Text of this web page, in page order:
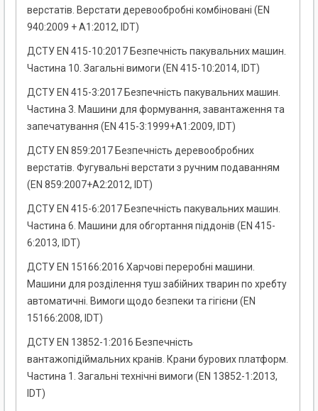
верстатів. Верстати деревообробні комбіновані (EN
940:2009 + A1:2012, IDT)
ДСТУ EN 415-10:2017 Безпечність пакувальних машин.
Частина 10. Загальні вимоги (EN 415-10:2014, IDT)
ДСТУ EN 415-3:2017 Безпечність пакувальних машин.
Частина 3. Машини для формування, завантаження та
запечатування (EN 415-3:1999+А1:2009, IDT)
ДСТУ EN 859:2017 Безпечність деревообробних
верстатів. Фугувальні верстати з ручним подаванням
(EN 859:2007+А2:2012, IDT)
ДСТУ EN 415-6:2017 Безпечність пакувальних машин.
Частина 6. Машини для обгортання піддонів (EN 415-
6:2013, IDT)
ДСТУ EN 15166:2016 Харчові переробні машини.
Машини для розділення туш забійних тварин по хребту
автоматичні. Вимоги щодо безпеки та гігієни (EN
15166:2008, IDT)
ДСТУ EN 13852-1:2016 Безпечність
вантажопідіймальних кранів. Крани бурових платформ.
Частина 1. Загальні технічні вимоги (EN 13852-1:2013,
IDT)